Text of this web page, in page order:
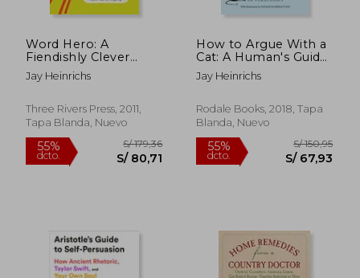
55% S/ 206,43 55%
Word Hero: A
Fiendishly Clever
Guide to Crafting the
Lines That get
Live Forever (en
Inglés)
Jay Heinrichs
Three Rivers Press, 2011,
Tapa Blanda, Nuevo
How to Argue With a
Cat: A Human's Guide
to the art of
Persuasion (en
Jay Heinrichs
Rodale Books, 2018, Tapa
Blanda, Nuevo